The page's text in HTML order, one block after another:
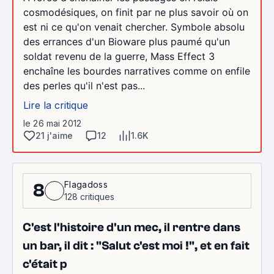
cosmodésiques, on finit par ne plus savoir où on
est ni ce qu'on venait chercher. Symbole absolu
des errances d'un Bioware plus paumé qu'un
soldat revenu de la guerre, Mass Effect 3
enchaîne les bourdes narratives comme on enfile
des perles qu'il n'est pas...
Lire la critique
le 26 mai 2012
21 j'aime
12 1.6K
8
Flagadoss
128 critiques
C'est l'histoire d'un mec, il rentre dans
un bar, il dit : "Salut c'est moi !", et en fait
c'était p